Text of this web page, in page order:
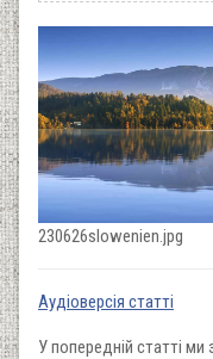
230626slowenien.jpg
Аудіоверсія статті
У попередній статті ми